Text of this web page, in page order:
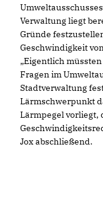
Verwaltung liegt
Gründe
Geschwindigkeit
Eigentlich müssten
Fragen im
Stadtverwaltung
Lärmschwerpunkt
Lärmpegel vorliegt,
Jox abschließend.